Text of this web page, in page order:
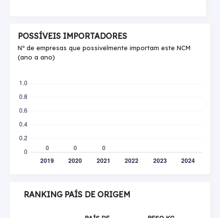
POSSÍVEIS IMPORTADORES
Nº de empresas que possivelmente importam este NCM
(ano a ano)
RANKING PAÍS DE ORIGEM